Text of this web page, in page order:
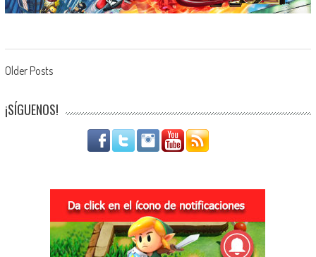
Navegación de entradas
Older Posts
¡SÍGUENOS!